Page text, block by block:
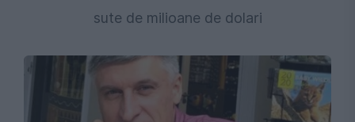
sute de milioane de dolari